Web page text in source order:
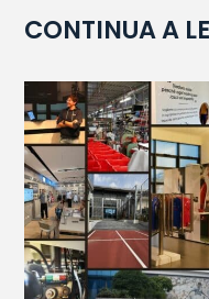
CONTINUA A